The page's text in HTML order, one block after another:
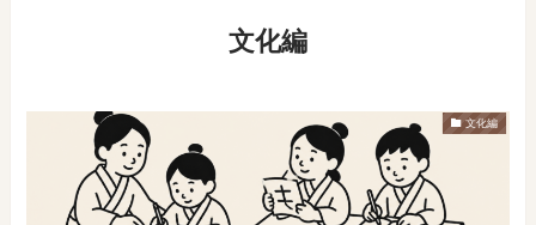
文化編
文化編